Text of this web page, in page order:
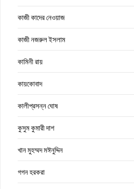
কাজী কাদের নেওয়াজ
কাজী নজরুল ইসলাম
কামিনী রায়
কায়কোবাদ
কালীপ্রসন্ন ঘোষ
কুসুম কুমারী দাশ
খান মুহম্মদ মঈনুদ্দিন
গগন হরকরা